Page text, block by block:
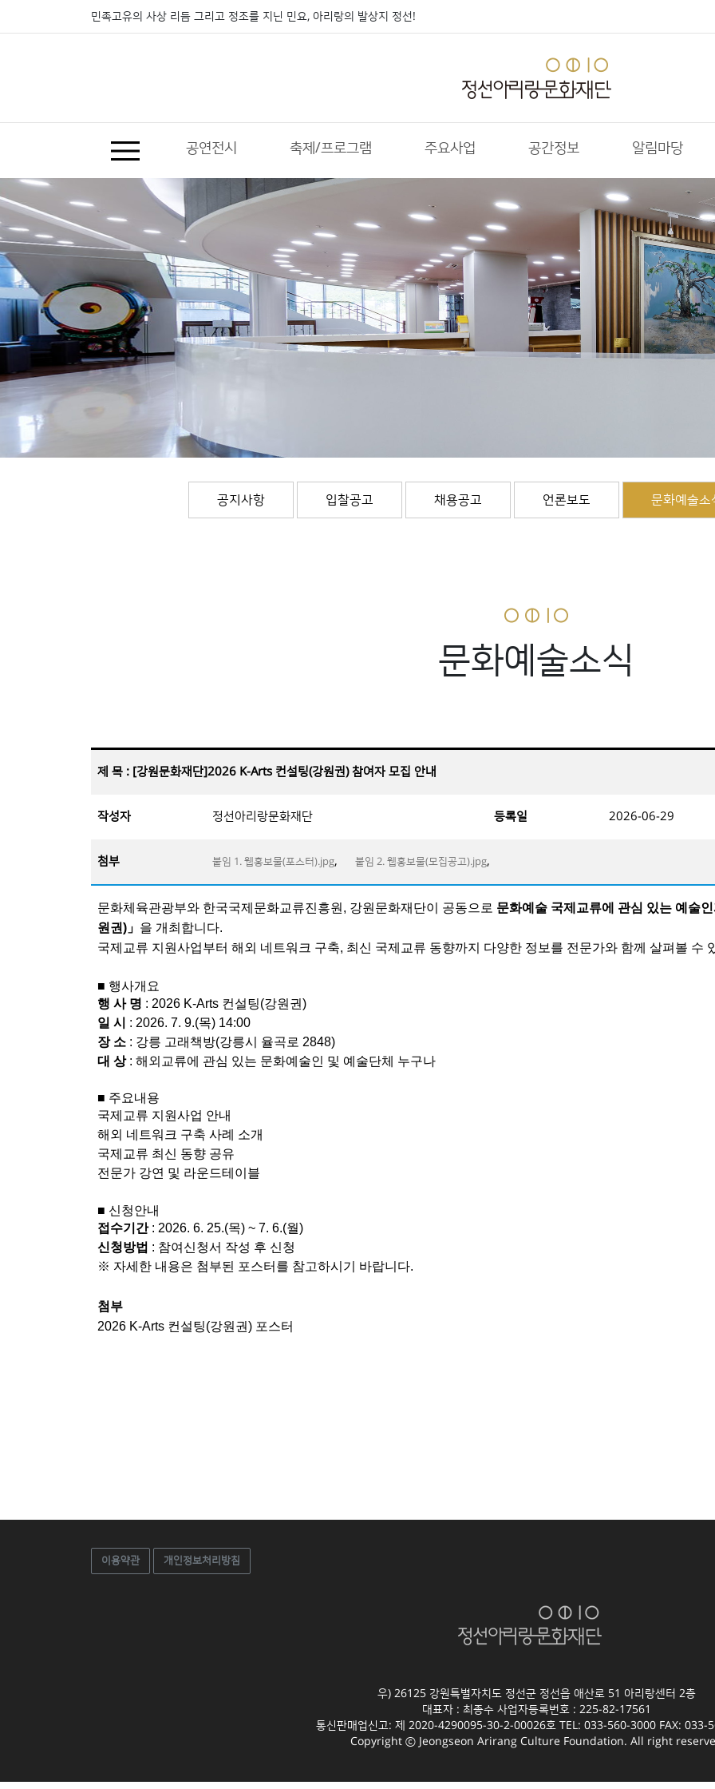
민족고유의 사상 리듬 그리고 정조를 지닌 민요, 아리랑의 발상지 정선!
공연전시 축제/프로그램 주요사업 공간정보 알림마당
공지사항 입찰공고 채용공고 언론보도 문화예술소
문화예술소식
제 목 : [강원문화재단]2026 K-Arts 컨설팅(강원권) 참여자 모집 안내
작성자 정선아리랑문화재단 등록일 2026-06-29
첨부 붙임 1. 웹홍보물(포스터).jpg, 붙임 2. 웹홍보물(모집공고).jpg,
문화체육관광부와 한국국제문화교류진흥원, 강원문화재단이 공동으로 문화예술 국제교류에 관심 있는 예술
원권)」 을 개최합니다.
국제교류 지원사업부터 해외 네트워크 구축, 최신 국제교류 동향까지 다양한 정보를 전문가와 함께 살펴볼 수
■ 행사개요
행 사 명 : 2026 K-Arts 컨설팅(강원권)
일 시
: 2026. 7. 9.(목) 14:00
장 소 : 강릉 고래책방(강릉시 율곡로 2848)
대 상: 해외교류에 관심 있는 문화예술인 및 예술단체 누구나
■ 주요내용
국제교류 지원사업 안내
해외 네트워크 구축 사례 소개
국제교류 최신 동향 공유
전문가 강연 및 라운드테이블
■ 신청안내
접수기간: 2026. 6. 25.(목) ~ 7. 6.(월)
신청방법 : 참여신청서 작성 후 신청
※ 자세한 내용은 첨부된 포스터를 참고하시기 바랍니다.
첨부
2026 K-Arts 컨설팅(강원권) 포스터
이용약관 개인정보처리방침
우) 26125 강원특별자치도 정선군 정선읍 애산로 51 아리랑센터 2층
대표자 : 최종수 사업자등록번호 : 225-82-17561
통신판매업신고: 제 2020-4290095-30-2-00026호 TEL: 033-560-3000 FAX: 033-
Copyright ⓒ Jeongseon Arirang Culture Foundation. All right